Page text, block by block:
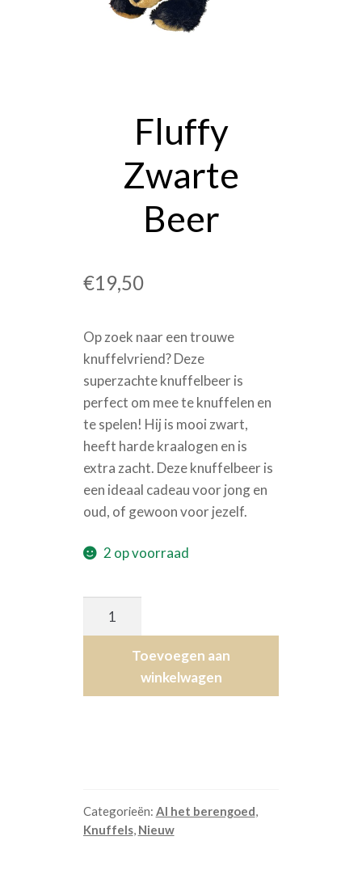
OVER ONS
Fluffy
Zwarte
Beer
€19,50
Op zoek naar een trouwe
knuffelvriend? Deze
superzachte knuffelbeer is
perfect om mee te knuffelen en
te spelen! Hij is mooi zwart,
heeft harde kraalogen en is
extra zacht. Deze knuffelbeer is
een ideaal cadeau voor jong en
oud, of gewoon voor jezelf.
2 op voorraad
Fluffy
Toevoegen aan
winkelwagen
Categorieën: Al het berengoed,
Knuffels, Nieuw